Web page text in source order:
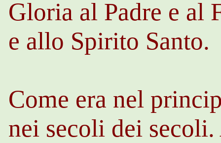
Gloria al Padre e al
e allo Spirito Santo.
Come era nel
nei secoli dei